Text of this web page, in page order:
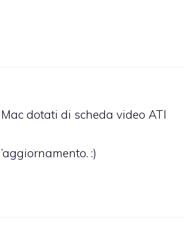
dotati di scheda video ATI
:)